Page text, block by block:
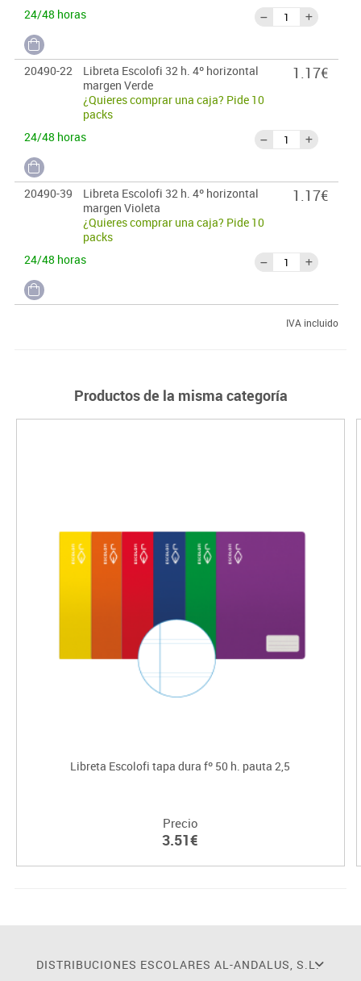
24/48 horas
20490-22
Libreta Escolofi 32 h. 4º horizontal
margen Verde
¿Quieres comprar una caja? Pide 10
packs
24/48 horas
1.17€
20490-39
Libreta Escolofi 32 h. 4º horizontal
margen Violeta
¿Quieres comprar una caja? Pide 10
packs
24/48 horas
1.17€
IVA incluido
Productos de la misma categoría
Libreta Escolofi tapa dura fº 50 h. pauta 2,5
Precio
3.51€
DISTRIBUCIONES ESCOLARES AL-ANDALUS, S.L.